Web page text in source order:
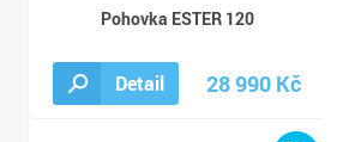
Pohovka ESTER 120
Detail 28 990 Kč
37 690 Kč